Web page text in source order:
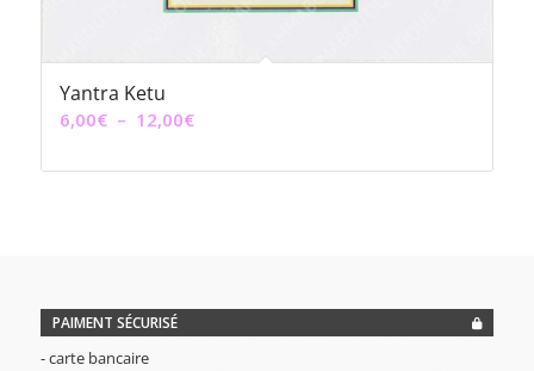
Yantra Ketu
6,00€ – 12,00€Plage
prix :
PAIMENT SÉCURISÉ
- carte bancaire